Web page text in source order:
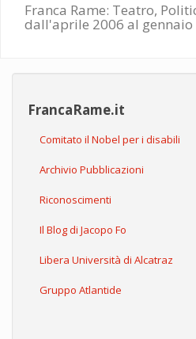
Franca Rame: Teatro,
dall'aprile 2006 al gennaio
FrancaRame.it
Comitato il Nobel per i disabili
Archivio Pubblicazioni
Riconoscimenti
Il Blog di Jacopo Fo
Libera Università di Alcatraz
Gruppo Atlantide